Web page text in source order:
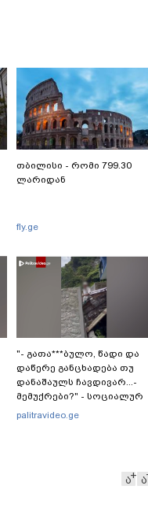
თბილისი - რომი 799.30
ლარიდან
fly.ge
"- გათა***ბულო, წადი და
დაწერე განცხადება თუ
დანაშაულს ჩავდივარ...-
მემუქრები?" - სოციალურ
ქსელში სკანდალური
palitravideo.ge
ა ა